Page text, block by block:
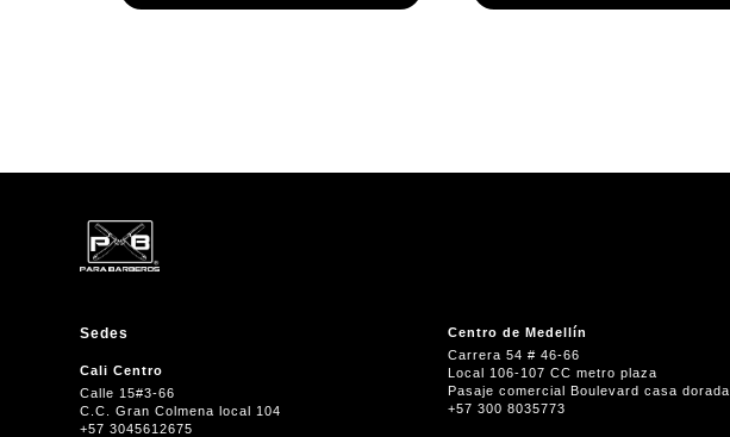
Sedes
Cali Centro
Calle 15#3-66
C.C. Gran Colmena local 104
+57 3045612675
Centro de Medellín
Carrera 54 # 46-66
Local 106-107 CC metro plaza
Pasaje comercial Boulevard casa dorada
+57 300 8035773